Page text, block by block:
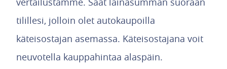
tilillesi, jolloin olet autokaupoilla
käteisostajan asemassa. Käteisostajana voit
neuvotella kauppahintaa alaspäin.